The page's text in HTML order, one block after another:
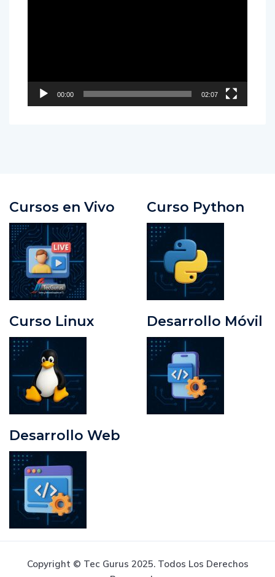
00:00 02:07
Cursos en Vivo Curso Python
Curso Linux Desarrollo Móvil
Desarrollo Web
Copyright © Tec Gurus 2025. Todos Los Derechos